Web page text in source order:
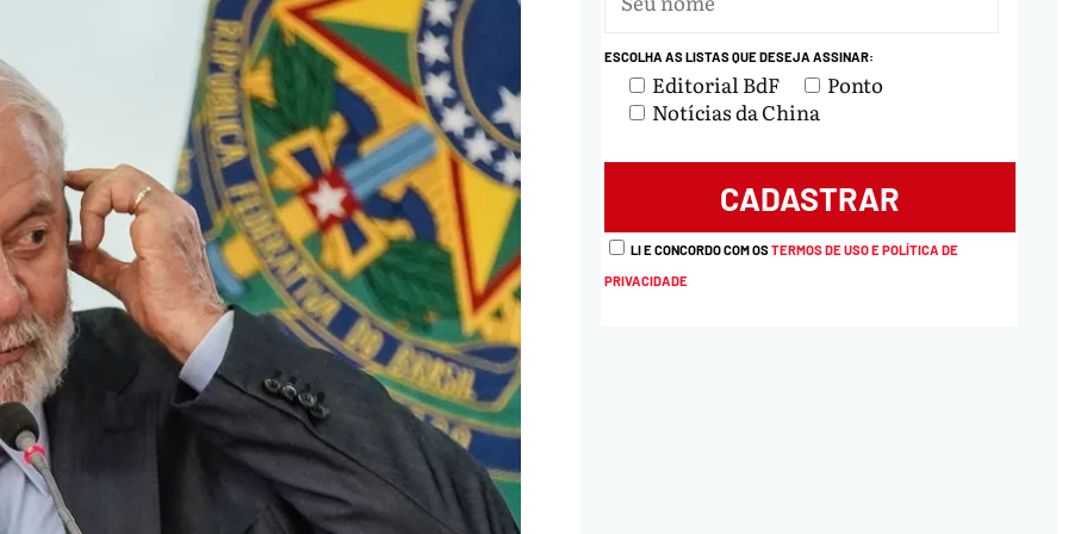
ESCOLHA AS LISTAS QUE DESEJA ASSINAR:
Editorial BdF
Ponto
Notícias da China
LI E CONCORDO COM OSTERMOS DE USO E POLÍTICA DE
PRIVACIDADE